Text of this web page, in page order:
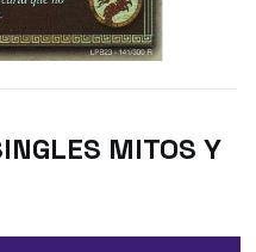
MITOS Y